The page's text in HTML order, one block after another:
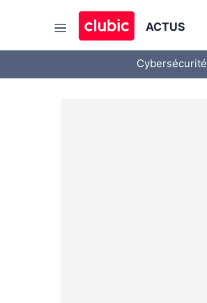
ACTUS
Cybersécurité